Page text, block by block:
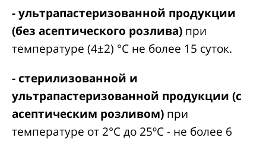
- ультрапастеризованной продукции
(без асептического розлива) при
температуре (4±2) °С не более 15 суток.
- стерилизованной и
ультрапастеризованной продукции (с
асептическим розливом) при
температуре от 2°С до 25ºС - не более 6